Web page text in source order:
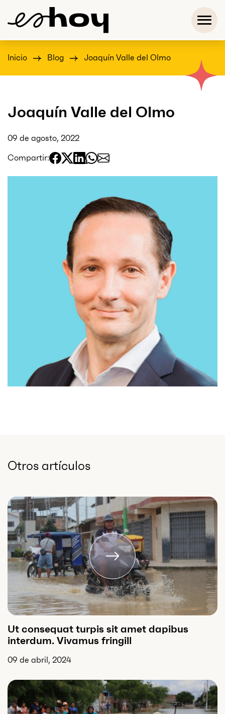
Inicio Blog Joaquín Valle del Olmo
Joaquín Valle del Olmo
09 de agosto, 2022
Compartir:
Otros artículos
Ut consequat turpis sit amet dapibus
interdum. Vivamus fringill
09 de abril, 2024